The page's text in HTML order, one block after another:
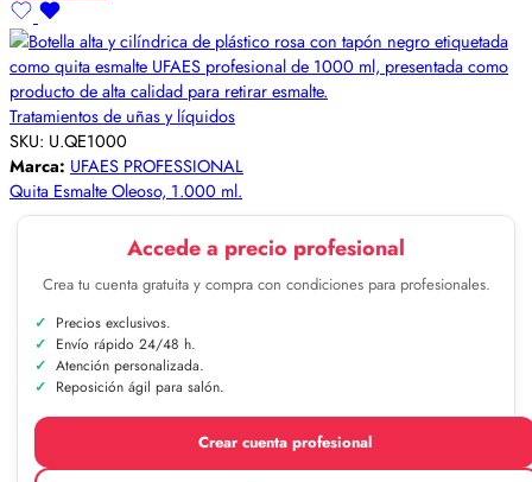
Tratamientos de uñas y líquidos
SKU: U.QE1000
Marca: UFAES PROFESSIONAL
Quita Esmalte Oleoso, 1.000 ml.
Accede a precio profesional
Crea tu cuenta gratuita y compra con condiciones para profesionales.
Precios exclusivos.
Envío rápido 24/48 h.
Atención personalizada.
Reposición ágil para salón.
Crear cuenta profesional